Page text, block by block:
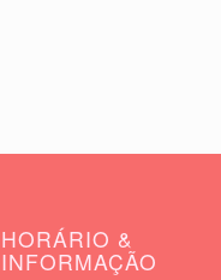
HORÁRIO &
INFORMAÇÃO